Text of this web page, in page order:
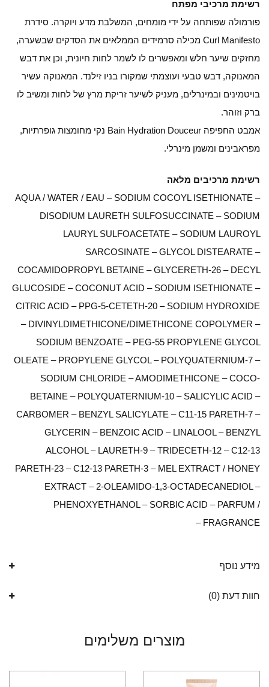
רשימת מרכיבי מפתח
פורמולה שפותחה על ידי מומחים, המשלבת מדע ויוקרה. סידרת
Curl Manifesto מכילה סרמידים הממלאים את הסדקים שבשערה,
מחזקים שיער חלש ומאפשרים לו לשמר לחות חיונית, וכן את דבש
המאנוקה, דבש טבעי ועוצמתי שמקורו בניו זילנד. המאנוקה עשיר
בויטמינים ובמינרלים, מעניק לשיער זריקת מרץ של לחות ומשיב לו
ברק וזוהר.
אמבט החפיפה Bain Hydration Douceur נקי מחומצות גופרתיות,
מפראבינים ומשמן מינרלי.
רשימת מרכיבים מלאה
AQUA / WATER / EAU – SODIUM COCOYL ISETHIONATE –
DISODIUM LAURETH SULFOSUCCINATE – SODIUM
LAURYL SULFOACETATE – SODIUM LAUROYL
SARCOSINATE – GLYCOL DISTEARATE –
COCAMIDOPROPYL BETAINE – GLYCERETH-26 – DECYL
GLUCOSIDE – COCONUT ACID – SODIUM ISETHIONATE –
CITRIC ACID – PPG-5-CETETH-20 – SODIUM HYDROXIDE
– DIVINYLDIMETHICONE/DIMETHICONE COPOLYMER –
SODIUM BENZOATE – PEG-55 PROPYLENE GLYCOL
OLEATE – PROPYLENE GLYCOL – POLYQUATERNIUM-7 –
SODIUM CHLORIDE – AMODIMETHICONE – COCO-
BETAINE – POLYQUATERNIUM-10 – SALICYLIC ACID –
CARBOMER – BENZYL SALICYLATE – C11-15 PARETH-7 –
GLYCERIN – BENZOIC ACID – LINALOOL – BENZYL
ALCOHOL – LAURETH-9 – TRIDECETH-12 – C12-13
PARETH-23 – C12-13 PARETH-3 – MEL EXTRACT / HONEY
EXTRACT – 2-OLEAMIDO-1,3-OCTADECANEDIOL –
PHENOXYETHANOL – SORBIC ACID – PARFUM /
FRAGRANCE –
מידע נוסף
חוות דעת (0)
מוצרים משלימים